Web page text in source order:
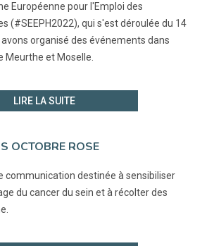
Européenne pour l'Emploi des
(#SEEPH2022), qui s'est déroulée du 14
organisé des événements dans
et Moselle.
LIRE LA SUITE
OCTOBRE ROSE
communication destinée à sensibiliser
du cancer du sein et à récolter des